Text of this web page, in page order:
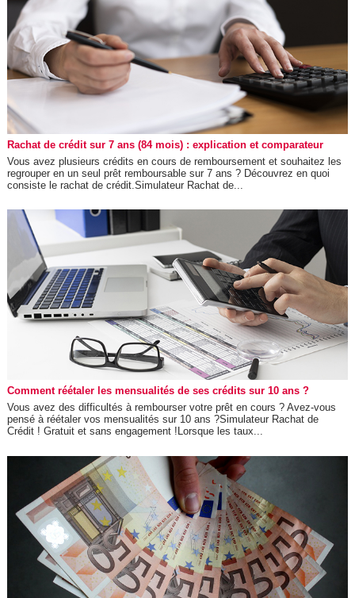
Rachat de crédit sur 7 ans (84 mois) : explication et comparateur
Vous avez plusieurs crédits en cours de remboursement et souhaitez les
regrouper en un seul prêt remboursable sur 7 ans ? Découvrez en quoi
consiste le rachat de crédit.Simulateur Rachat de...
Comment réétaler les mensualités de ses crédits sur 10 ans ?
Vous avez des difficultés à rembourser votre prêt en cours ? Avez-vous
pensé à réétaler vos mensualités sur 10 ans ?Simulateur Rachat de
Crédit ! Gratuit et sans engagement !Lorsque les taux...